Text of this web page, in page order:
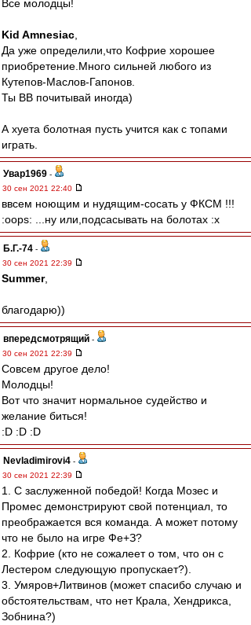
Все молодцы!
Kid Amnesiac
Да уже определили,что Кофрие хорошее
приобретение.Много сильней любого из
Кутепов-Маслов-Гапонов.
Ты ВВ почитывай иногда)
А хуета болотная пусть учится как с топами
играть.
Увар1969 -
30 сен 2021 22:40
ввсем ноющим и нудящим-сосать у ФКСМ !!!
:oops: ...ну или,подсасывать на болотах :x
Б.Г.-74 -
30 сен 2021 22:39
Summer,
благодарю))
впередсмотрящий -
30 сен 2021 22:39
Совсем другое дело!
Молодцы!
Вот что значит нормальное судейство и
желание биться!
:D :D :D
Nevladimirovi4 -
30 сен 2021 22:39
1. С заслуженной победой! Когда Мозес и
Промес демонстрируют свой потенциал, то
преображается вся команда. А может потому
что не было на игре Фе+З?
2. Кофрие (кто не сожалеет о том, что он с
Лестером следующую пропускает?).
3. Умяров+Литвинов (может спасибо случаю и
обстоятельствам, что нет Крала, Хендрикса,
Зобнина?)